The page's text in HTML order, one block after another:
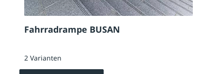
Fahrradrampe BUSAN
2 Varianten